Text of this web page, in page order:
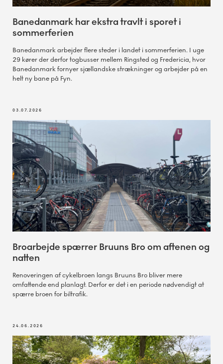
Banedanmark har ekstra travlt i sporet i
sommerferien
Banedanmark arbejder flere steder i landet i sommerferien. I uge
29 kører der derfor togbusser mellem Ringsted og Fredericia, hvor
Banedanmark fornyer sjællandske strækninger og arbejder på en
helt ny bane på Fyn.
03.07.2026
Broarbejde spærrer Bruuns Bro om aftenen og
natten
Renoveringen af cykelbroen langs Bruuns Bro bliver mere
omfattende end planlagt. Derfor er det i en periode nødvendigt at
spærre broen for biltrafik.
24.06.2026